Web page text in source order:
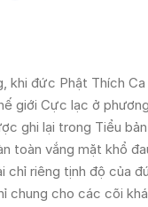
khi đức Phật Thích
giới Cực lạc ở
ghi lại trong Tiểu
toàn vắng mặt khổ
chỉ riêng tịnh độ của
chung cho các cõi